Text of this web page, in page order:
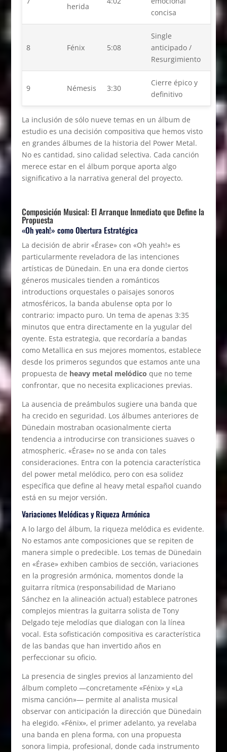
herida
concisa
8 Fénix 5:08
Single
anticipado /
Resurgimiento
9 Némesis 3:30
Cierre épico y
definitivo
La inclusión de sólo nueve temas en un álbum de
estudio es una decisión compositiva que hemos visto
en grandes álbumes de la historia del Power Metal.
No es cantidad, sino calidad selectiva. Cada canción
merece estar en el álbum porque aporta algo
significativo a la narrativa general del proyecto.
Composición Musical: El Arranque Inmediato que Define la
Propuesta
«Oh yeah!» como Obertura Estratégica
La decisión de abrir «Érase» con «Oh yeah!» es
particularmente reveladora de las intenciones
artísticas de Dünedain. En una era donde ciertos
géneros musicales tienden a románticos
introductions orquestales o paisajes sonoros
atmosféricos, la banda abulense opta por lo
contrario: impacto puro. Un tema de apenas 3:35
minutos que entra directamente en la yugular del
oyente. Esta estrategia, que recordaría a bandas
como Metallica en sus mejores momentos, establece
desde los primeros segundos que estamos ante una
propuesta de heavy metal melódico que no teme
confrontar, que no necesita explicaciones previas.
La ausencia de preámbulos sugiere una banda que
ha crecido en seguridad. Los álbumes anteriores de
Dünedain mostraban ocasionalmente cierta
tendencia a introducirse con transiciones suaves o
atmospheric. «Érase» no se anda con tales
consideraciones. Entra con la potencia característica
del power metal melódico, pero con esa solidez
específica que define al heavy metal español cuando
está en su mejor versión.
Variaciones Melódicas y Riqueza Armónica
A lo largo del álbum, la riqueza melódica es evidente.
No estamos ante composiciones que se repiten de
manera simple o predecible. Los temas de Dünedain
en «Érase» exhiben cambios de sección, variaciones
en la progresión armónica, momentos donde la
guitarra rítmica (responsabilidad de Mariano
Sánchez en la alineación actual) establece patrones
complejos mientras la guitarra solista de Tony
Delgado teje melodías que dialogan con la línea
vocal. Esta sofisticación compositiva es característica
de las bandas que han invertido años en
perfeccionar su oficio.
La presencia de singles previos al lanzamiento del
álbum completo —concretamente «Fénix» y «La
misma canción»— permite al analista musical
observar con anticipación la dirección que Dünedain
ha elegido. «Fénix», el primer adelanto, ya revelaba
una banda en plena forma, con una propuesta
sonora limpia, profesional, donde cada instrumento